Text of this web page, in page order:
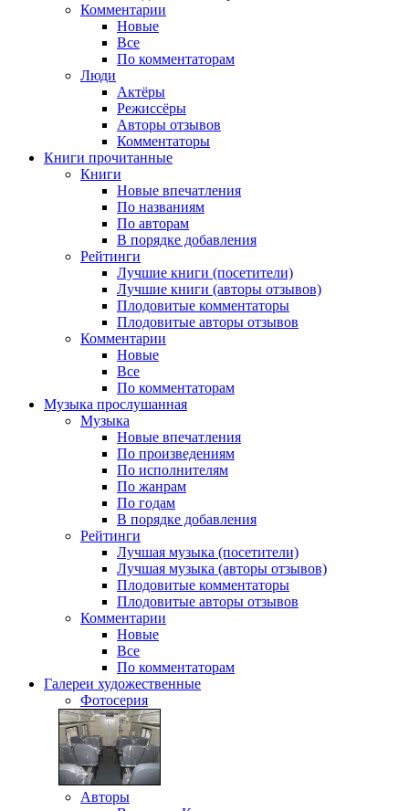
Комментарии
Новые
Все
По комментаторам
Люди
Актёры
Режиссёры
Авторы отзывов
Комментаторы
Книги прочитанные
Книги
Новые впечатления
По названиям
По авторам
В порядке добавления
Рейтинги
Лучшие книги (посетители)
Лучшие книги (авторы отзывов)
Плодовитые комментаторы
Плодовитые авторы отзывов
Комментарии
Новые
Все
По комментаторам
Музыка прослушанная
Музыка
Новые впечатления
По произведениям
По исполнителям
По жанрам
По годам
В порядке добавления
Рейтинги
Лучшая музыка (посетители)
Лучшая музыка (авторы отзывов)
Плодовитые комментаторы
Плодовитые авторы отзывов
Комментарии
Новые
Все
По комментаторам
Галереи художественные
Фотосерия
Авторы